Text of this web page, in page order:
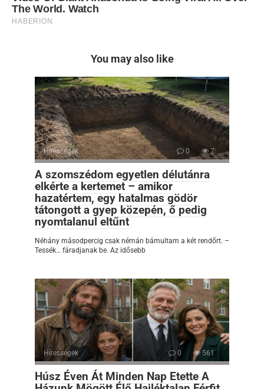
You may also like
Hírességek 0 7
A szomszédom egyetlen délutánra
elkérte a kertemet – amikor
hazatértem, egy hatalmas gödör
tátongott a gyep közepén, ő pedig
nyomtalanul eltűnt
Néhány másodpercig csak némán bámultam a két rendőrt. –
Tessék… fáradjanak be. Az idősebb
Hírességek 0 561
Húsz Éven Át Minden Nap Etette A